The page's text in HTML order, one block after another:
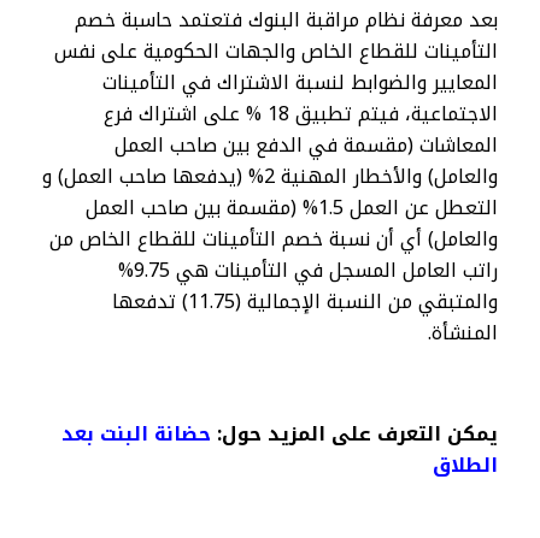
بعد معرفة نظام مراقبة البنوك فتعتمد حاسبة خصم
التأمينات للقطاع الخاص والجهات الحكومية على نفس
المعايير والضوابط لنسبة الاشتراك في التأمينات
الاجتماعية، فيتم تطبيق 18 % على اشتراك فرع
المعاشات (مقسمة في الدفع بين صاحب العمل
والعامل) والأخطار المهنية 2% (يدفعها صاحب العمل) و
التعطل عن العمل 1.5% (مقسمة بين صاحب العمل
والعامل) أي أن نسبة خصم التأمينات للقطاع الخاص من
راتب العامل المسجل في التأمينات هي 9.75%
والمتبقي من النسبة الإجمالية (11.75) تدفعها
المنشأة.
يمكن التعرف على المزيد حول: حضانة البنت بعد
الطلاق​